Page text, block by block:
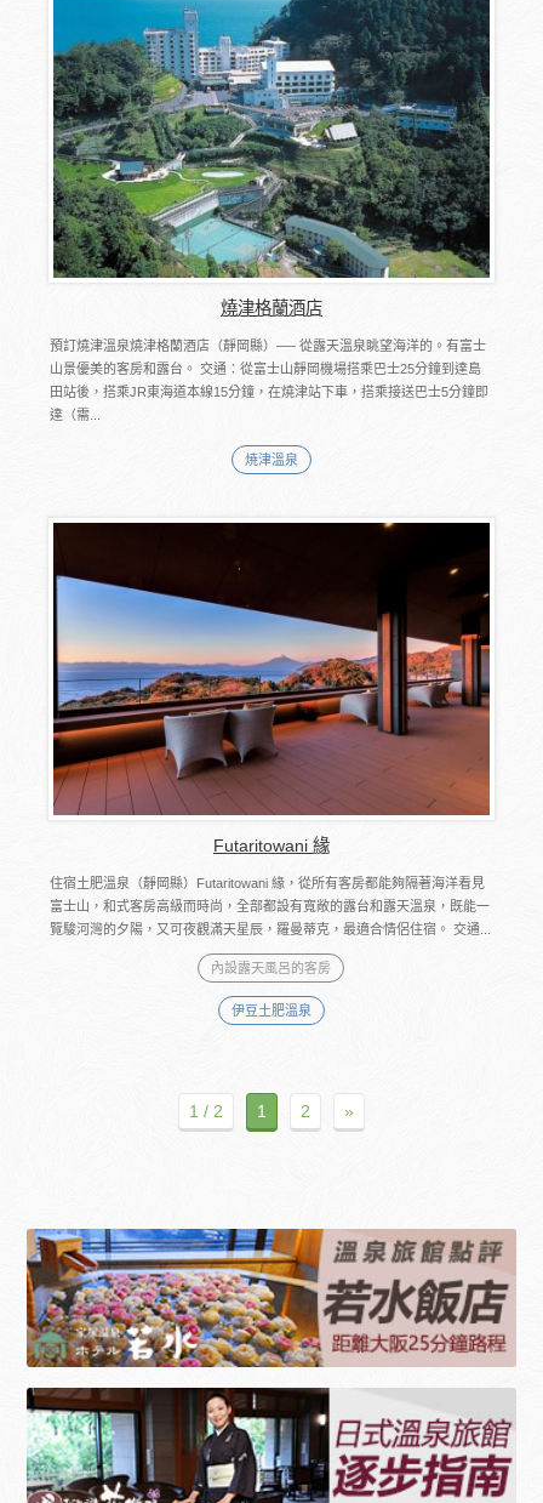
燒津格蘭酒店
預訂燒津溫泉燒津格蘭酒店（靜岡縣）── 從露天溫泉眺望海洋的。有富士
山景優美的客房和露台。 交通：從富士山靜岡機場搭乘巴士25分鐘到達島
田站後，搭乘JR東海道本線15分鐘，在燒津站下車，搭乘接送巴士5分鐘即
達（需...
焼津溫泉
Futaritowani 緣
住宿土肥溫泉（靜岡縣）Futaritowani 緣，從所有客房都能夠隔著海洋看見
富士山，和式客房高級而時尚，全部都設有寬敞的露台和露天溫泉，既能一
覽駿河灣的夕陽，又可夜觀滿天星辰，羅曼蒂克，最適合情侶住宿。 交通...
內設露天風呂的客房
伊豆土肥溫泉
1 / 2 1 2 »